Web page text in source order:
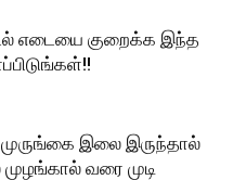
எடையை குறைக்க இந்த
முருங்கை இலை இருந்தால்
வரை முடி